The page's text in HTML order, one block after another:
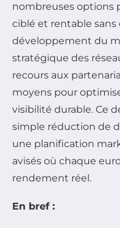
nombreuses options
ciblé et rentable sans
développement du
stratégique des
recours aux
moyens pour
visibilité durable. Ce
simple réduction de
une planification
avisés où chaque
rendement réel.
En bref :